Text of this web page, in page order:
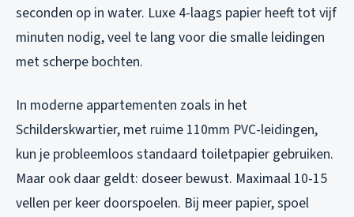
seconden op in water. Luxe 4-laags papier heeft tot vijf
minuten nodig, veel te lang voor die smalle leidingen
met scherpe bochten.
In moderne appartementen zoals in het
Schilderskwartier, met ruime 110mm PVC-leidingen,
kun je probleemloos standaard toiletpapier gebruiken.
Maar ook daar geldt: doseer bewust. Maximaal 10-15
vellen per keer doorspoelen. Bij meer papier, spoel